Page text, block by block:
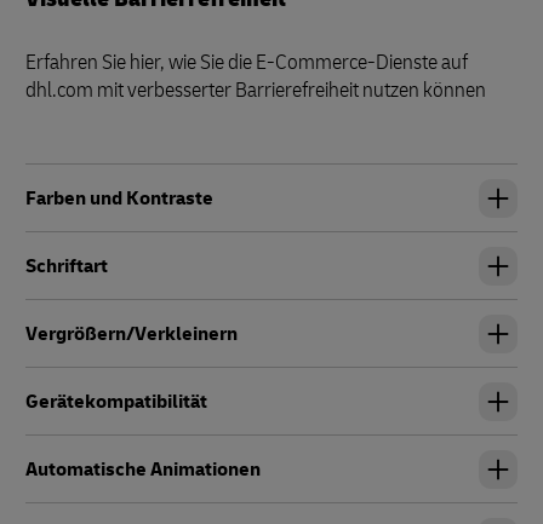
Erfahren Sie hier, wie Sie die E-Commerce-Dienste auf
dhl.com mit verbesserter Barrierefreiheit nutzen können
Farben und Kontraste
Schriftart
Vergrößern/Verkleinern
Gerätekompatibilität
Automatische Animationen